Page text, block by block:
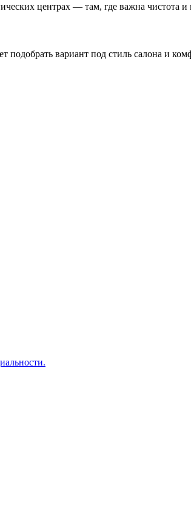
центрах — там, где важна чистота
вариант под стиль салона и